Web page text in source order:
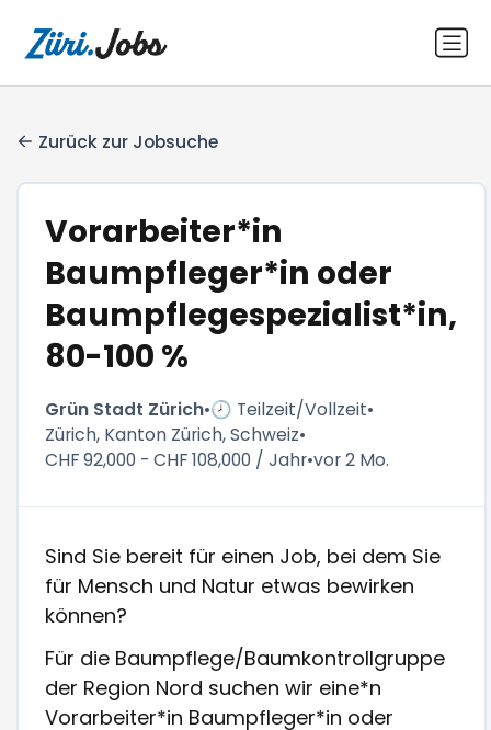
Zurück zur Jobsuche
Vorarbeiter*in
Baumpfleger*in oder
Baumpflegespezialist*in,
80-100 %
Grün Stadt Zürich•🕗 Teilzeit/Vollzeit•
Zürich, Kanton Zürich, Schweiz•
CHF 92,000 - CHF 108,000 / Jahr•vor 2 Mo.
Sind Sie bereit für einen Job, bei dem Sie
für Mensch und Natur etwas bewirken
können?
Für die Baumpflege/Baumkontrollgruppe
der Region Nord suchen wir eine*n
Vorarbeiter*in Baumpfleger*in oder